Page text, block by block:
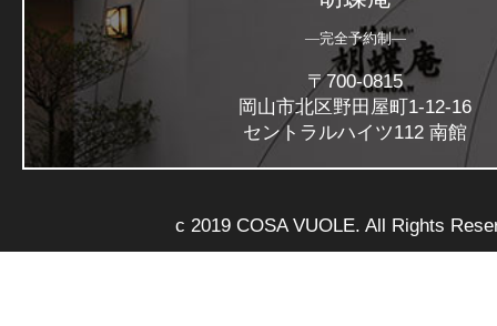
―完全予約制―
〒700-0815
岡山市北区野田屋町1-12-16
セントラルハイツ112 南館
c 2019 COSA VUOLE. All Rights